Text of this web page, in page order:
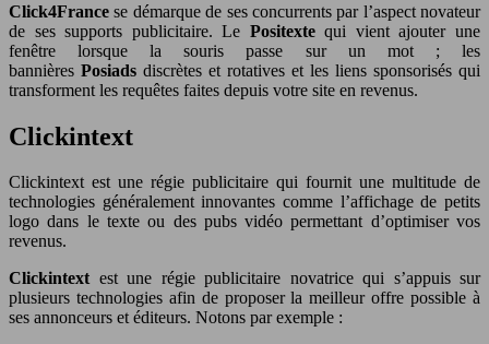
Click4France se démarque de ses concurrents par l’aspect novateur
de ses supports publicitaire. Le Positextequi vient ajouter une
fenêtre lorsque la souris passe sur un mot ; les
bannières Posiads discrètes et rotatives et les liens sponsorisés qui
transforment les requêtes faites depuis votre site en revenus.
Clickintext
Clickintext est une régie publicitaire qui fournit une multitude de
technologies généralement innovantes comme l’affichage de petits
logo dans le texte ou des pubs vidéo permettant d’optimiser vos
revenus.
Clickintextest une régie publicitaire novatrice qui s’appuis sur
plusieurs technologies afin de proposer la meilleur offre possible à
ses annonceurs et éditeurs. Notons par exemple :